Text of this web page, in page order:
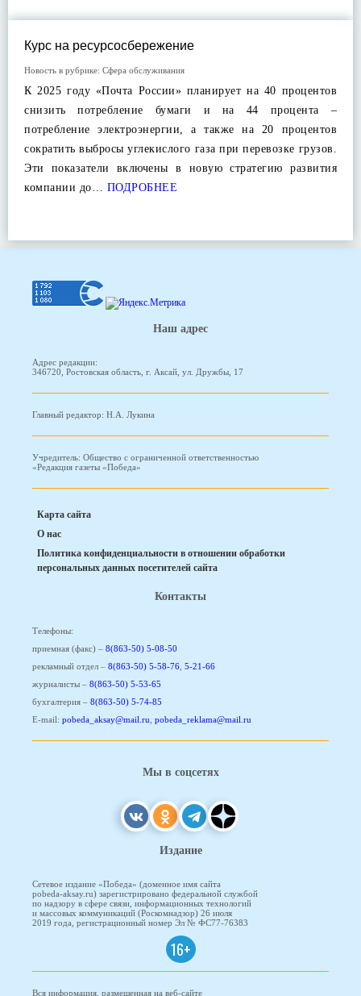
Курс на ресурсосбережение
Новость в рубрике: Сфера обслуживания
К 2025 году «Почта России» планирует на 40 процентов
снизить потребление бумаги и на 44 процента –
потребление электроэнергии, а также на 20 процентов
сократить выбросы углекислого газа при перевозке грузов.
Эти показатели включены в новую стратегию развития
компании до… ПОДРОБНЕЕ
Наш адрес
Адрес редакции:
346720, Ростовская область, г. Аксай, ул. Дружбы, 17
Главный редактор: Н.А. Лукина
Учредитель: Общество с ограниченной ответственностью
«Редакция газеты «Победа»
Карта сайта
О нас
Политика конфиденциальности в отношении обработки
персональных данных посетителей сайта
Контакты
Телефоны:
приемная (факс) – 8(863-50) 5-08-50
рекламный отдел – 8(863-50) 5-58-76 5-21-66
журналисты – 8(863-50) 5-53-65
бухгалтерия – 8(863-50) 5-74-85
E-mail: pobeda_aksay@mail.ru pobeda_reklama@mail.ru
Мы в соцсетях
Издание
Сетевое издание «Победа» (доменное имя сайта
pobeda-aksay.ru) зарегистрировано федеральной службой
по надзору в сфере связи, информационных технологий
и массовых коммуникаций (Роскомнадзор) 26 июля
2019 года, регистрационный номер Эл № ФС77-76383
16+
Вся информация, размещенная на веб-сайте